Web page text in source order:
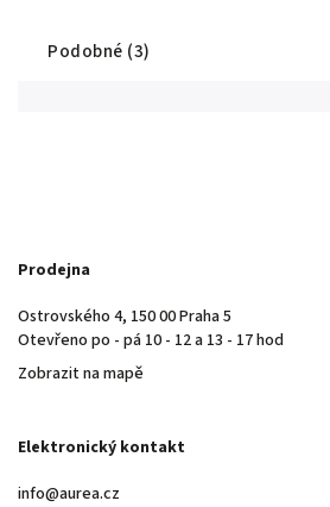
Podobné (3)
Prodejna
Ostrovského 4, 150 00 Praha 5
Otevřeno po - pá 10 - 12 a 13 - 17 hod
Zobrazit na mapě
Elektronický kontakt
info@aurea.cz